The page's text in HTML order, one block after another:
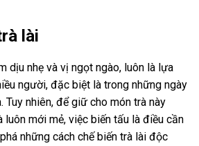
lài
dịu nhẹ và vị ngọt ngào, luôn là lựa
người, đặc biệt là trong những ngày
Tuy nhiên, để giữ cho món trà này
luôn mới mẻ, việc biến tấu là điều cần
những cách chế biến trà lài độc